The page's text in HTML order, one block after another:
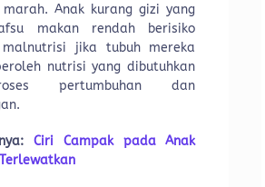
Anak kurang gizi yang
makan rendah berisiko
malnutrisi jika tubuh mereka
nutrisi yang dibutuhkan
pertumbuhan dan
Ciri Campak pada Anak